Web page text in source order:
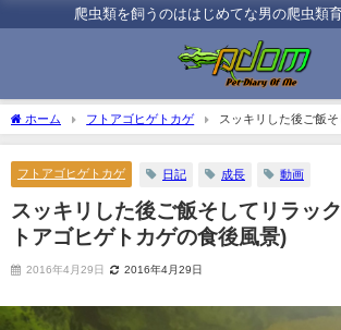
爬虫類を飼うのははじめてな男の爬虫類
ホーム フトアゴヒゲトカゲ
スッキリした後ご飯そ
(フトアゴヒゲトカゲの食後風景)
フトアゴヒゲトカゲ 日記 成長 動画
スッキリした後ご飯そしてリラッ
トアゴヒゲトカゲの食後風景)
2016年4月29日 2016年4月29日